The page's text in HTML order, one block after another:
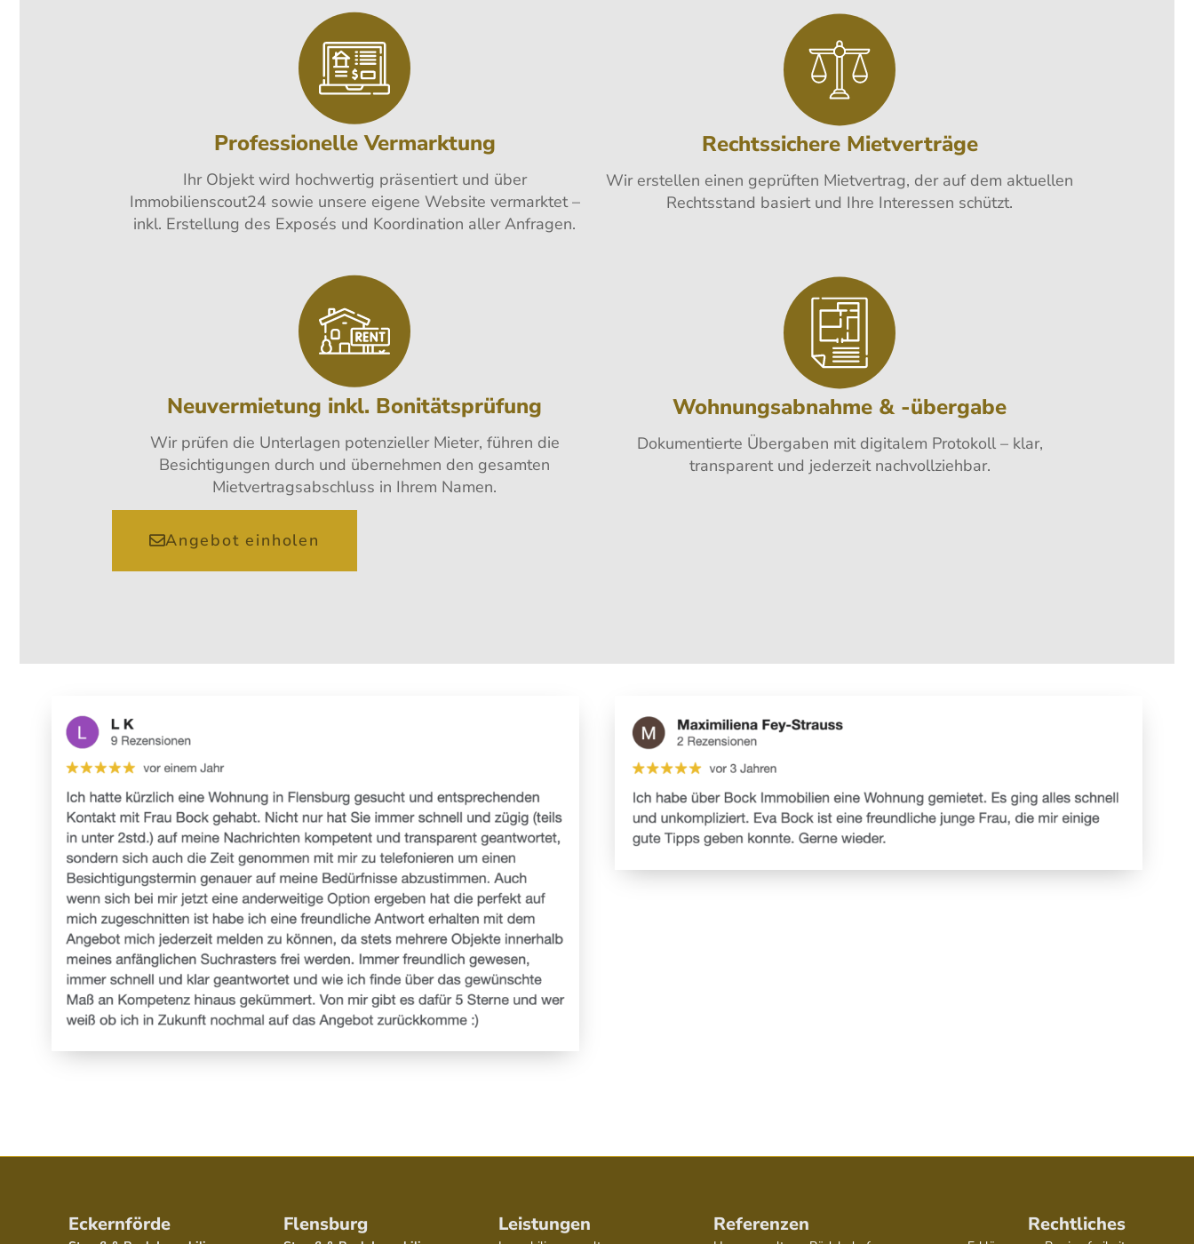
Professionelle Vermarktung
Ihr Objekt wird hochwertig präsentiert und über
Immobilienscout24 sowie unsere eigene Website vermarktet –
inkl. Erstellung des Exposés und Koordination aller Anfragen.
Rechtssichere Mietverträge
Wir erstellen einen geprüften Mietvertrag, der auf dem aktuellen
Rechtsstand basiert und Ihre Interessen schützt.
Neuvermietung inkl. Bonitätsprüfung
Wir prüfen die Unterlagen potenzieller Mieter, führen die
Besichtigungen durch und übernehmen den gesamten
Mietvertragsabschluss in Ihrem Namen.
Wohnungsabnahme & -übergabe
Dokumentierte Übergaben mit digitalem Protokoll – klar,
transparent und jederzeit nachvollziehbar.
Angebot einholen
Eckernförde Flensburg Leistungen Referenzen Rechtliches